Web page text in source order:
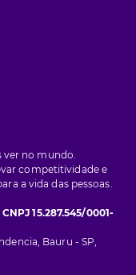
ver no mundo.
competitividade e
a vida das pessoas.
CNPJ 15.287.545/0001-
Bauru - SP,